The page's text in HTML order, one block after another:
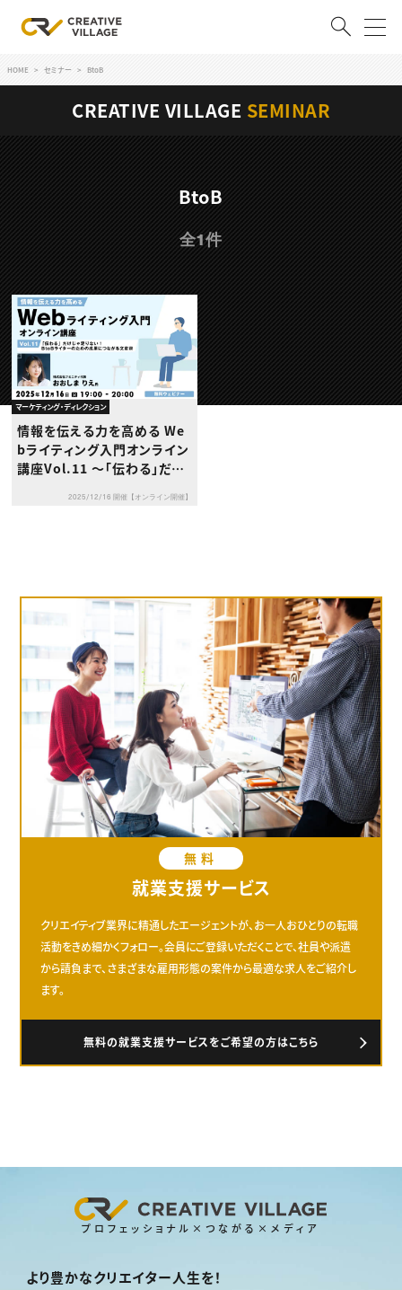
ログイン 会員登録
RECRUIT
クリエイター求人を探す
CREATIVE JOB求人検索
特集求人
採用説明会
転職支援サービス
CONTENTS
スキルアップしたい！
スキルアップしたい！ トップ
デザイン
プログラミング
動画配信・映像制作
編集・ライティング
マーケティング
ディレクション
業界解説・キャリア事情
お役立ち基礎知識
TOP Creator’s コラム
TOP Creator’s コラム トップ
Webクリエイター
アプリクリエイター
ゲームクリエイター
映像クリエイター
マーケッター
クリエイターインタビュー
セミナー
ニュース・トレンド
ニュース・トレンド トップ
プロフェッショナル×つながる×メディア
HOME セミナー BtoB
CREATIVE VILLAGE SEMINAR
BtoB
全1件
マーケティング・ディレクション
情報を伝える力を高める We
bライティング入門オンライン
講座Vol.11 〜「伝わる」だけ
のための成果につながる文章
2025/12/16 開催【オンライン開催】
無料
就業支援サービス
クリエイティブ業界に精通したエージェントが、お一人おひとりの転職
活動をきめ細かくフォロー。会員にご登録いただくことで、社員や派遣
から請負まで、さまざまな雇用形態の案件から最適な求人をご紹介し
ます。
無料の就業支援サービスをご希望の方はこちら
プロフェッショナル×つながる×メディア
より豊かなクリエイター人生を！